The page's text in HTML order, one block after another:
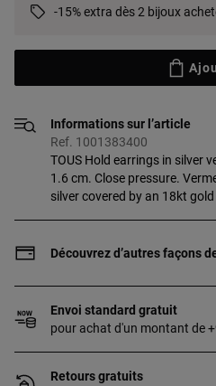
-15% extra dès 2 bijoux
Informations sur l’article
Ref. 1001383400
TOUS Hold earrings in silver
1.6 cm. Close pressure.
silver covered by an 18kt
Découvrez d’autres façons
Envoi standard gratuit
pour achat d'un montant de
Retours gratuits